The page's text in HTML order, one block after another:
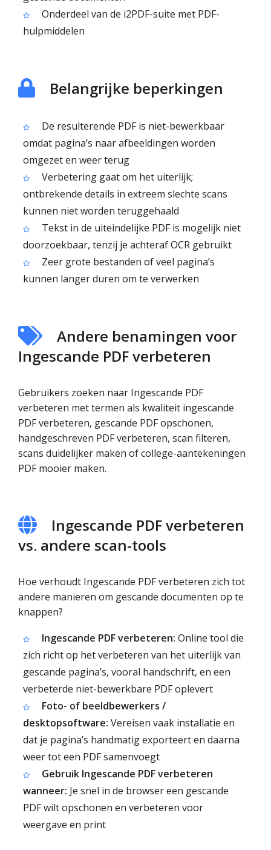
Onderdeel van de i2PDF-suite met PDF-
hulpmiddelen
Belangrijke beperkingen
De resulterende PDF is niet-bewerkbaar
omdat pagina’s naar afbeeldingen worden
omgezet en weer terug
Verbetering gaat om het uiterlijk;
ontbrekende details in extreem slechte scans
kunnen niet worden teruggehaald
Tekst in de uiteindelijke PDF is mogelijk niet
doorzoekbaar, tenzij je achteraf OCR gebruikt
Zeer grote bestanden of veel pagina’s
kunnen langer duren om te verwerken
Andere benamingen voor
Ingescande PDF verbeteren
Gebruikers zoeken naar Ingescande PDF
verbeteren met termen als kwaliteit ingescande
PDF verbeteren, gescande PDF opschonen,
handgeschreven PDF verbeteren, scan filteren,
scans duidelijker maken of college-aantekeningen
PDF mooier maken.
Ingescande PDF verbeteren
vs. andere scan-tools
Hoe verhoudt Ingescande PDF verbeteren zich tot
andere manieren om gescande documenten op te
knappen?
Ingescande PDF verbeteren: Online tool die
zich richt op het verbeteren van het uiterlijk van
gescande pagina’s, vooral handschrift, en een
verbeterde niet-bewerkbare PDF oplevert
Foto- of beeldbewerkers /
desktopsoftware: Vereisen vaak installatie en
dat je pagina’s handmatig exporteert en daarna
weer tot een PDF samenvoegt
Gebruik Ingescande PDF verbeteren
wanneer: Je snel in de browser een gescande
PDF wilt opschonen en verbeteren voor
weergave en print